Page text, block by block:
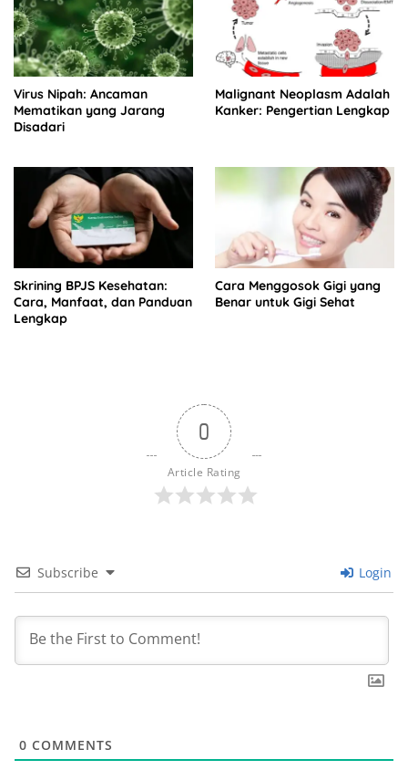
Virus Nipah: Ancaman
Mematikan yang Jarang
Disadari
Malignant Neoplasm Adalah
Kanker: Pengertian Lengkap
Skrining BPJS Kesehatan:
Cara, Manfaat, dan Panduan
Lengkap
Cara Menggosok Gigi yang
Benar untuk Gigi Sehat
0
Article Rating
Subscribe Login
0 COMMENTS